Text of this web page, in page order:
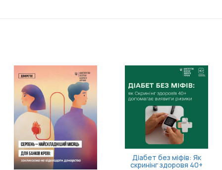
11 серпня відбудеться
засідання Ради з питань
внутрішньо
переміщених осіб
Більше часу на запуск
власної справи!